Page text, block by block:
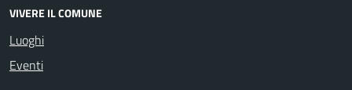
VIVERE IL COMUNE
Luoghi
Eventi